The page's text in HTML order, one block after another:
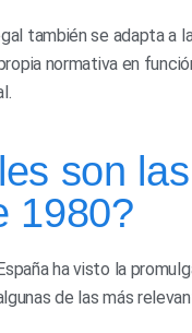
también se adapta a
normativa en
son
1980?
ha visto la
de las más